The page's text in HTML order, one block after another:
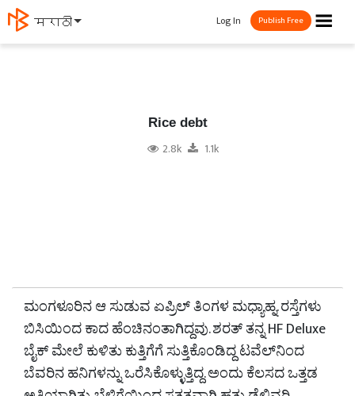
मराठी ☰
Log In Publish Free
Rice debt
2.8k 1.1k
ಮಂಗಳೂರಿನ ಆ ಸುಡುವ ಏಪ್ರಿಲ್ ತಿಂಗಳ ಮಧ್ಯಾಹ್ನ. ರಸ್ತೆಗಳು
ಬಿಸಿಯಿಂದ ಕಾದ ಹೆಂಚಿನಂತಾಗಿದ್ದವು. ಶರತ್ ತನ್ನ HF Deluxe
ಬೈಕ್ ಮೇಲೆ ಕುಳಿತು ಕುತ್ತಿಗೆಗೆ ಸುತ್ತಿಕೊಂಡಿದ್ದ ಟವೆಲ್‌ನಿಂದ
ಬೆವರಿನ ಹನಿಗಳನ್ನು ಒರೆಸಿಕೊಳ್ಳುತ್ತಿದ್ದ. ಅಂದು ಕೆಲಸದ ಒತ್ತಡ